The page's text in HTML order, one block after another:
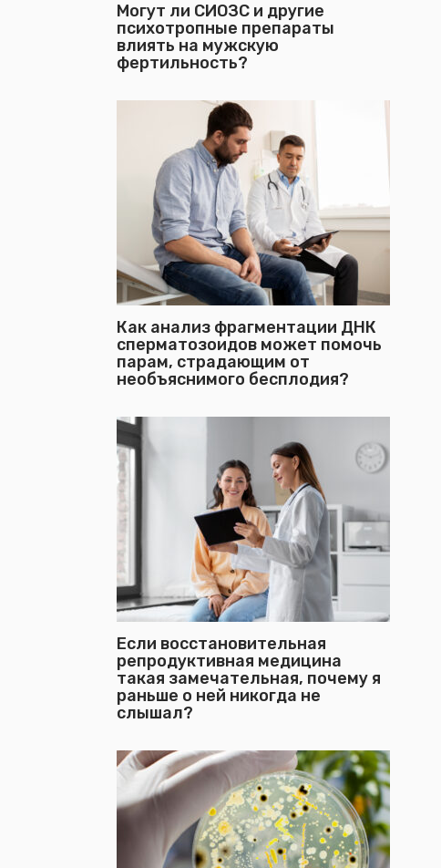
Могут ли СИОЗС и другие
психотропные препараты
влиять на мужскую
фертильность?
Как анализ фрагментации ДНК
сперматозоидов может помочь
парам, страдающим от
необъяснимого бесплодия?
Если восстановительная
репродуктивная медицина
такая замечательная, почему я
раньше о ней никогда не
слышал?